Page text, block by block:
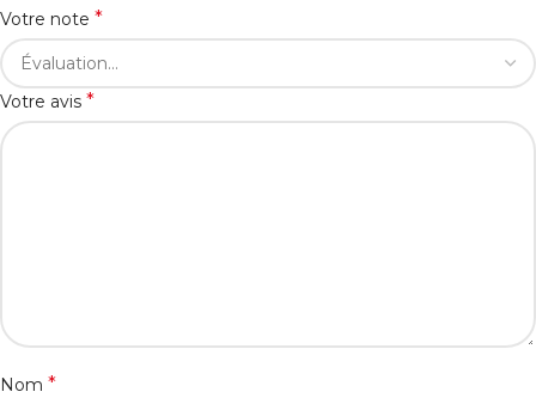
Votre note *
Votre avis *
Nom *